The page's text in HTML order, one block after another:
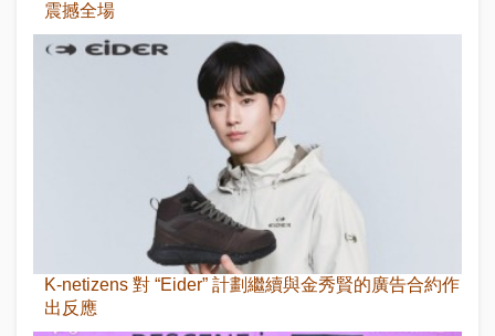
震撼全場
K-netizens 對 “Eider” 計劃繼續與金秀賢的廣告合約作
出反應